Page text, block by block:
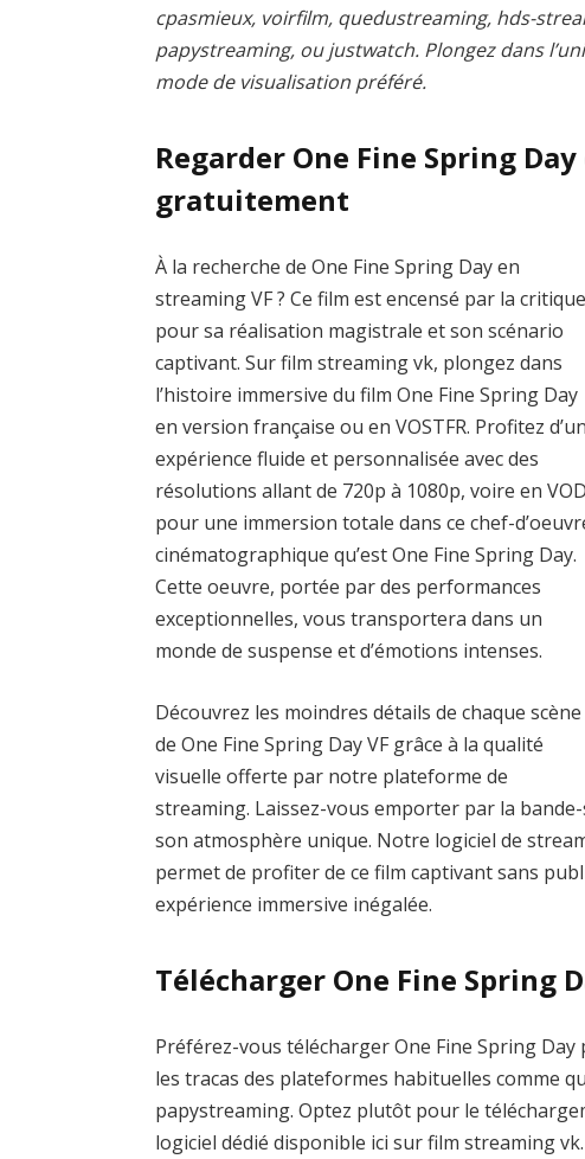
cpasmieux, voirfilm, quedustreaming, hds-
papystreaming, ou justwatch. Plongez dans
mode de visualisation préféré.
Regarder One Fine Spring
gratuitement
À la recherche de One Fine Spring Day en
streaming VF ? Ce film est encensé par la critique
pour sa réalisation magistrale et son scénario
captivant. Sur film streaming vk, plongez dans
l’histoire immersive du film One Fine Spring Day
en version française ou en VOSTFR. Profitez
expérience fluide et personnalisée avec des
résolutions allant de 720p à 1080p, voire en
pour une immersion totale dans ce chef-
cinématographique qu’est One Fine Spring Day.
Cette oeuvre, portée par des performances
exceptionnelles, vous transportera dans un
monde de suspense et d’émotions intenses.
Découvrez les moindres détails de chaque scène
de One Fine Spring Day VF grâce à la qualité
visuelle offerte par notre plateforme de
streaming. Laissez-vous emporter par la
son atmosphère unique. Notre logiciel de
permet de profiter de ce film captivant sans
expérience immersive inégalée.
Télécharger One Fine Spring
Préférez-vous télécharger One Fine Spring
les tracas des plateformes habituelles comme
papystreaming. Optez plutôt pour le
logiciel dédié disponible ici sur film streaming